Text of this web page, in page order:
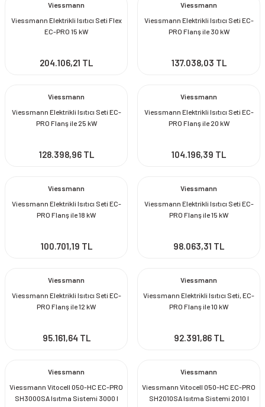
Viessmann
Viessmann Elektrikli Isıtıcı Seti Flex
EC-PRO 15 kW
204.106,21 TL
Viessmann
Viessmann Elektrikli Isıtıcı Seti EC-
PRO Flanş ile 30 kW
137.038,03 TL
Viessmann
Viessmann Elektrikli Isıtıcı Seti EC-
PRO Flanş ile 25 kW
128.398,96 TL
Viessmann
Viessmann Elektrikli Isıtıcı Seti EC-
PRO Flanş ile 20 kW
104.196,39 TL
Viessmann
Viessmann Elektrikli Isıtıcı Seti EC-
PRO Flanş ile 18 kW
100.701,19 TL
Viessmann
Viessmann Elektrikli Isıtıcı Seti EC-
PRO Flanş ile 15 kW
98.063,31 TL
Viessmann
Viessmann Elektrikli Isıtıcı Seti EC-
PRO Flanş ile 12 kW
95.161,64 TL
Viessmann
Viessmann Elektrikli Isıtıcı Seti, EC-
PRO Flanş ile 10 kW
92.391,86 TL
Viessmann
Viessmann Vitocell 050-HC EC-PRO
SH3000SA Isıtma Sistemi 3000 l
Viessmann
Viessmann Vitocell 050-HC EC-PRO
SH2010SA Isıtma Sistemi 2010 l